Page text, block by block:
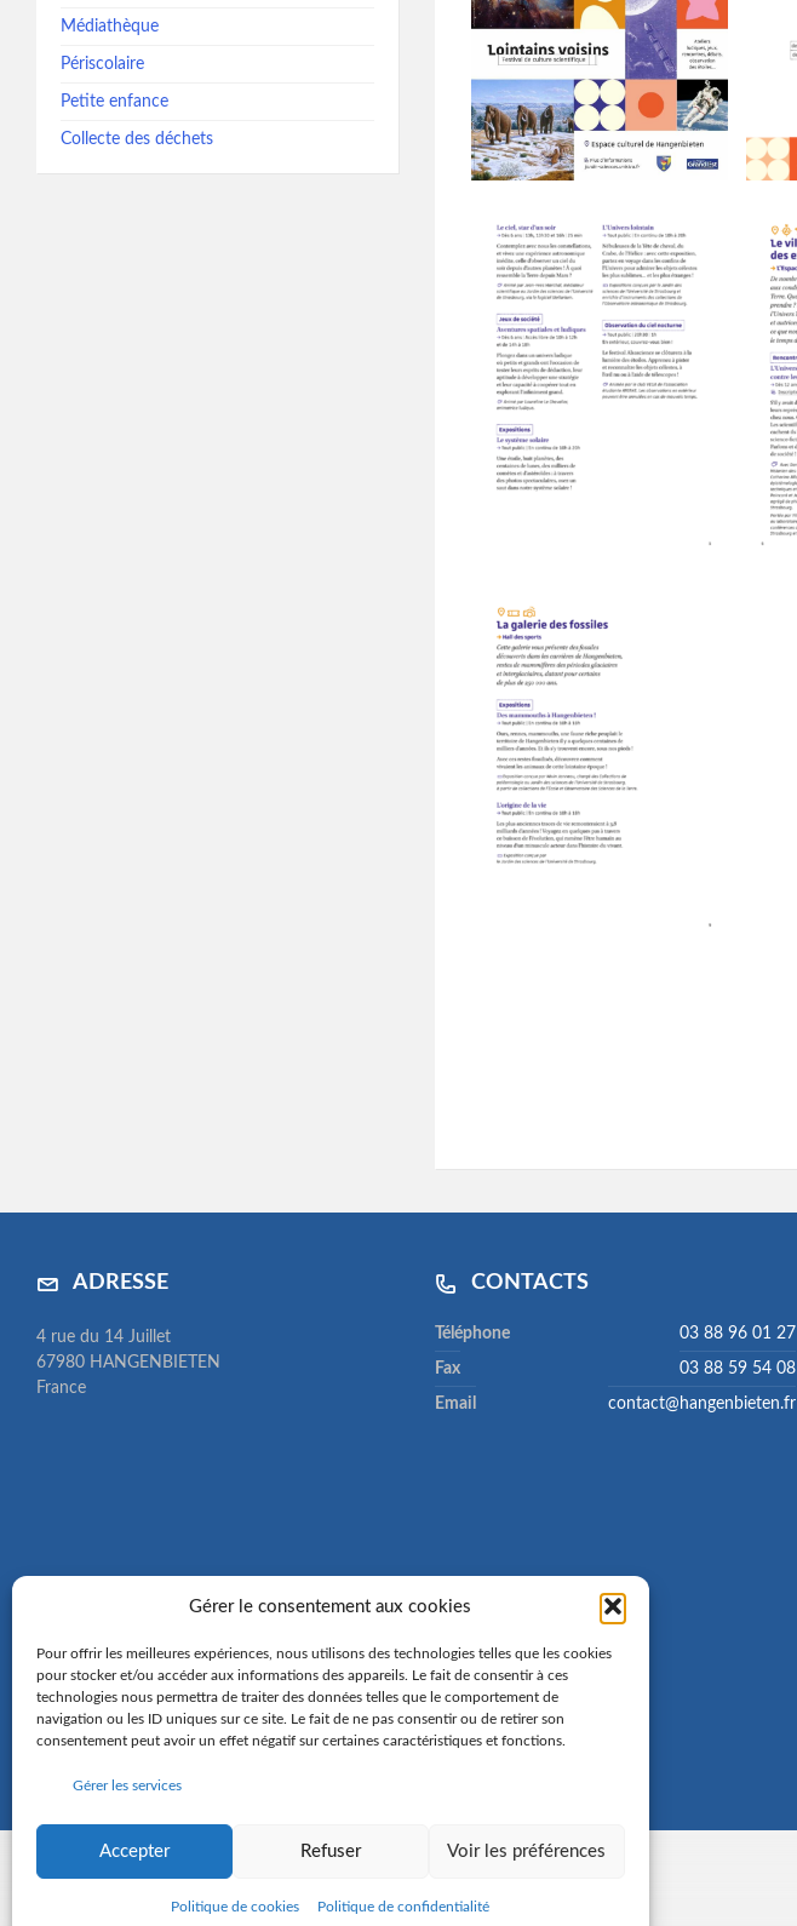
Gérer le consentement aux cookies
Pour offrir les meilleures expériences, nous utilisons des technologies telles que les cookies
pour stocker et/ou accéder aux informations des appareils. Le fait de consentir à ces
technologies nous permettra de traiter des données telles que le comportement de
navigation ou les ID uniques sur ce site. Le fait de ne pas consentir ou de retirer son
consentement peut avoir un effet négatif sur certaines caractéristiques et fonctions.
Gérer les services
Accepter Refuser Voir les préférences
Politique de cookies Politique de confidentialité
Médiathèque
Périscolaire
Petite enfance
Collecte des déchets
ADRESSE
4 rue du 14 Juillet
67980 HANGENBIETEN
France
CONTACTS
Téléphone 03 88 96 01 27
Fax 03 88 59 54 08
Email contact@hangenbieten.fr
© 2016 Commune de Hangenbieten - Réalisation